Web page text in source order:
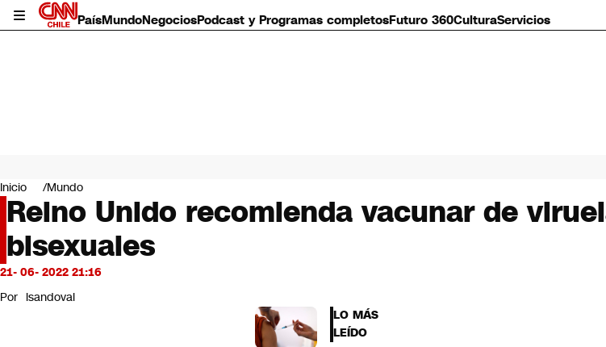
PaísMundoNegociosPodcast y Programas completosFuturo 360CulturaServicios
Mundo
Negocios
Deportes
Programas completos
Cultura
Servicios
Bits
CNN Data
Inicio Mundo
Reino Unido recomienda vacunar de
bisexuales
21- 06- 2022 21:16
Por lsandoval
LO MÁS
LEÍDO